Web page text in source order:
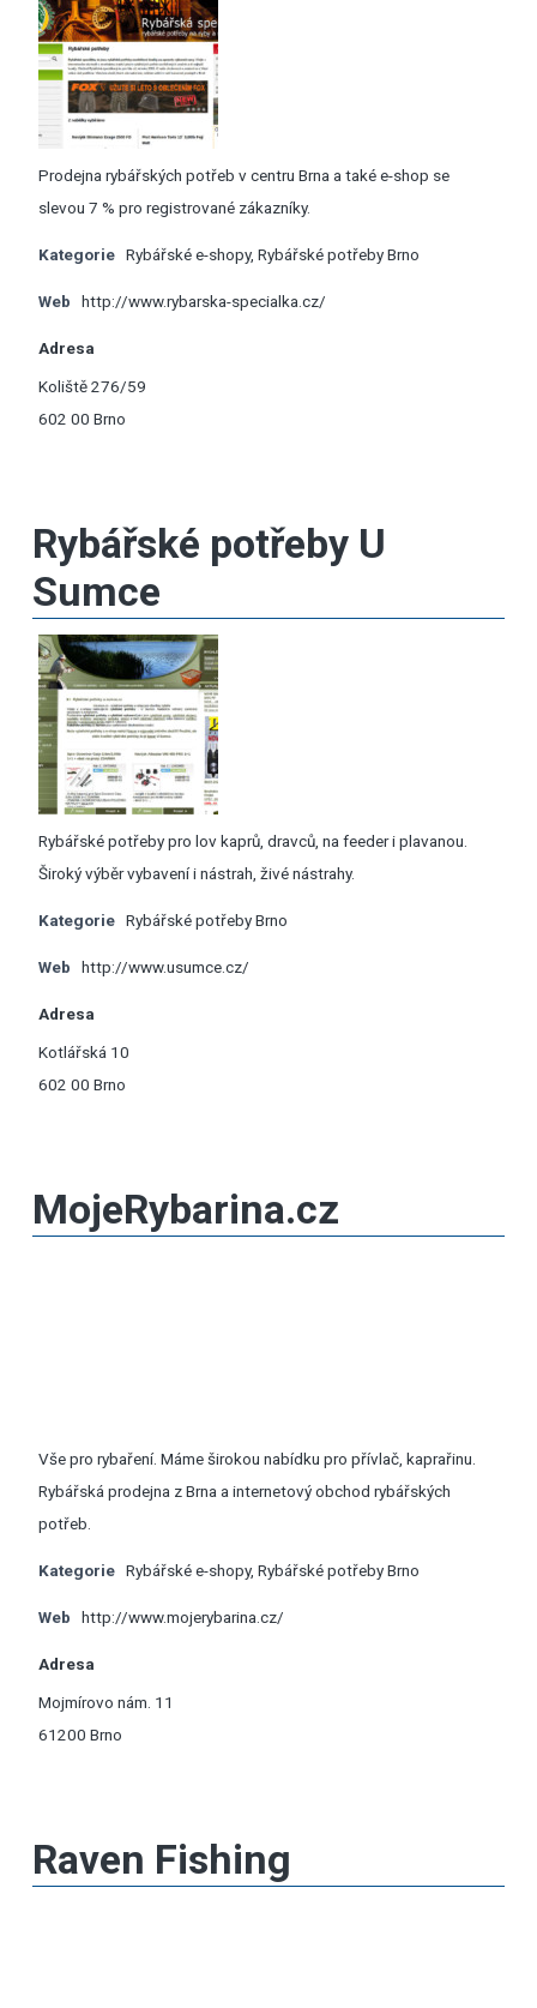
Prodejna rybářských potřeb v centru Brna a také e-shop se
slevou 7 % pro registrované zákazníky.
Kategorie Rybářské e-shopy, Rybářské potřeby Brno
Web http://www.rybarska-specialka.cz/
Adresa
Koliště 276/59
602 00 Brno
Rybářské potřeby U
Sumce
Rybářské potřeby pro lov kaprů, dravců, na feeder i plavanou.
Široký výběr vybavení i nástrah, živé nástrahy.
Kategorie Rybářské potřeby Brno
Web http://www.usumce.cz/
Adresa
Kotlářská 10
602 00 Brno
MojeRybarina.cz
Vše pro rybaření. Máme širokou nabídku pro přívlač, kaprařinu.
Rybářská prodejna z Brna a internetový obchod rybářských
potřeb.
Kategorie Rybářské e-shopy, Rybářské potřeby Brno
Web http://www.mojerybarina.cz/
Adresa
Mojmírovo nám. 11
61200 Brno
Raven Fishing